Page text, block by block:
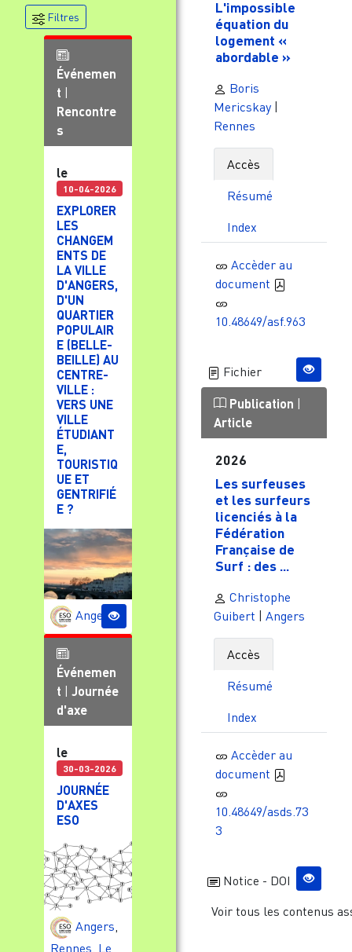
Filtres
Événemen
t
Rencontre
s
le
10-04-2026
EXPLORER
LES
CHANGEM
ENTS DE
LA VILLE
D'ANGERS,
D'UN
QUARTIER
POPULAIR
E (BELLE-
BEILLE) AU
CENTRE-
VILLE :
VERS UNE
VILLE
ÉTUDIANT
E,
TOURISTIQ
UE ET
GENTRIFIÉ
E ?
Angers
Événemen
t
Journée
d'axe
le
30-03-2026
JOURNÉE
D'AXES
ESO
Angers
Rennes Le
L'impossible
équation du
logement «
abordable »
Boris
Mericskay |
Rennes
Accès
Résumé
Index
Accèder au
document
10.48649/asf.963
Fichier
Publication |
Article
2026
Les surfeuses
et les surfeurs
licenciés à la
Fédération
Française de
Surf : des ...
Christophe
Guibert | Angers
Accès
Résumé
Index
Accèder au
document
10.48649/asds.73
3
Notice - DOI
Voir tous les contenus